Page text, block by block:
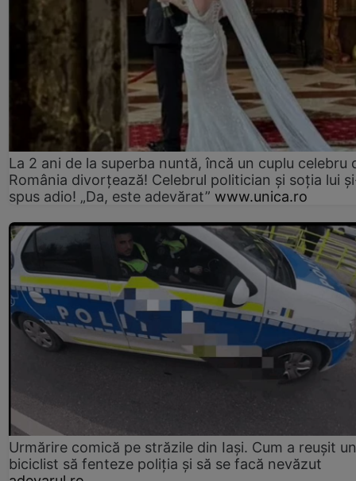
La 2 ani de la superba nuntă, încă un cuplu celebru
România divorțează! Celebrul politician și soția lui
spus adio! „Da, este adevărat” www.unica.ro
Urmărire comică pe străzile din Iași. Cum a reușit un
biciclist să fenteze poliția și să se facă nevăzut